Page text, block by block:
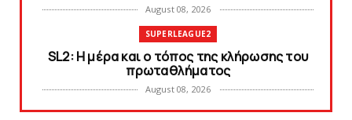
August 08, 2026
SUPERLEAGUE2
SL2: Η μέρα και ο τόπος της κλήρωσης του
πρωταθλήματος
August 08, 2026
KARA TALKS